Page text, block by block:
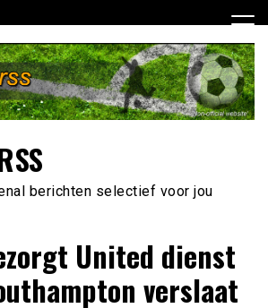
berichten selectief voor jou
United dienst
verslaat